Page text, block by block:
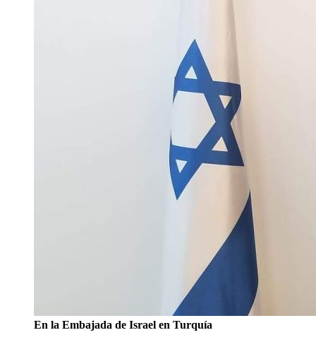
En la Embajada de Israel en Turquía